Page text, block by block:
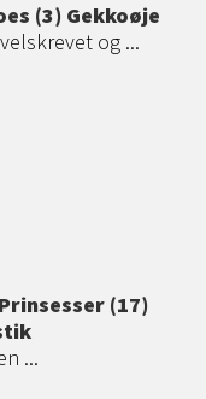
(3) Gekkoøje
og ...
(17)
...